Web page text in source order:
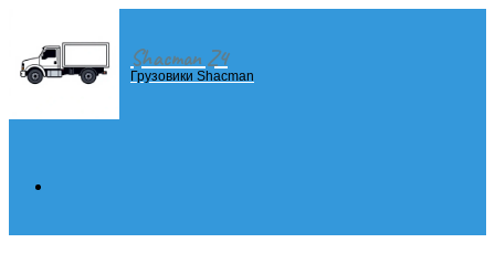
Menu Shacman Z4
Грузовики Shacman